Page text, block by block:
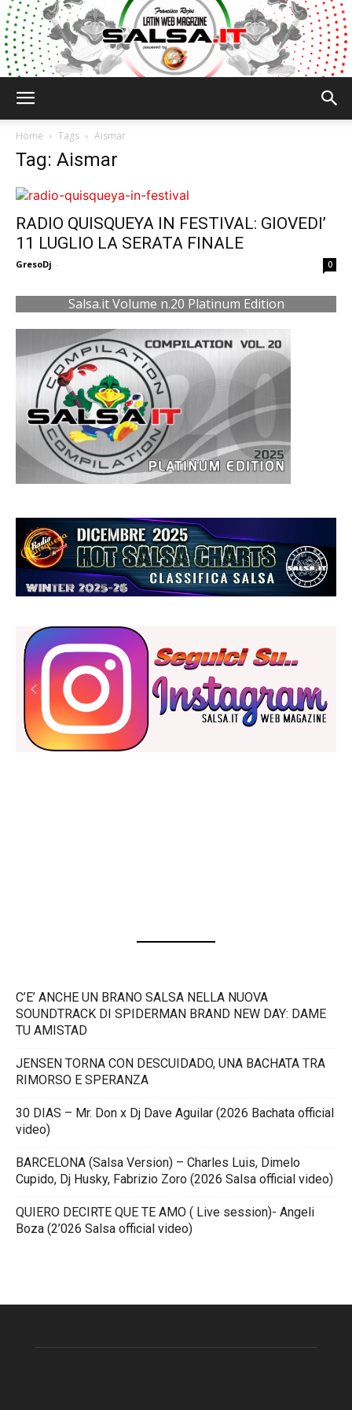
Home Tags Aismar
Tag: Aismar
RADIO QUISQUEYA IN FESTIVAL: GIOVEDI’
11 LUGLIO LA SERATA FINALE
GresoDj - 0
Salsa.it Volume n.20 Platinum Edition
C’E’ ANCHE UN BRANO SALSA NELLA NUOVA
SOUNDTRACK DI SPIDERMAN BRAND NEW DAY: DAME
TU AMISTAD
JENSEN TORNA CON DESCUIDADO, UNA BACHATA TRA
RIMORSO E SPERANZA
30 DIAS – Mr. Don x Dj Dave Aguilar (2026 Bachata official
video)
BARCELONA (Salsa Version) – Charles Luis, Dimelo
Cupido, Dj Husky, Fabrizio Zoro (2026 Salsa official video)
QUIERO DECIRTE QUE TE AMO ( Live session)- Angeli
Boza (2’026 Salsa official video)